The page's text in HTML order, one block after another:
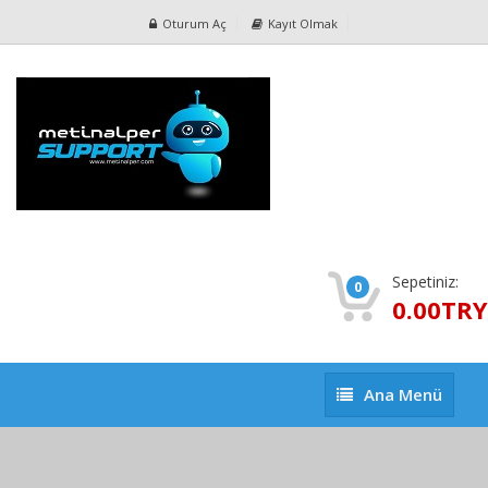
Oturum Aç Kayıt Olmak
0 Sepetiniz:
0.00TRY
Ana
Menü
Ana Menü